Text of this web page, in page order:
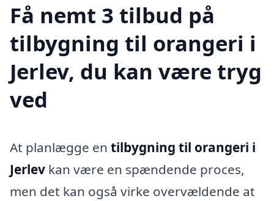
Få nemt 3 tilbud på
tilbygning til orangeri i
Jerlev, du kan være tryg
ved
At planlægge en tilbygning til orangeri i
Jerlev kan være en spændende proces,
men det kan også virke overvældende at